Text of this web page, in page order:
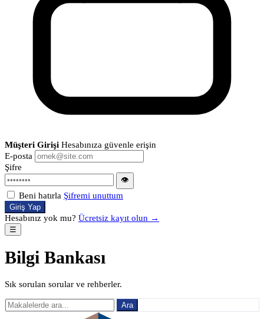
Müşteri Girişi Hesabınıza güvenle erişin
E-posta
Şifre
👁
Beni hatırla Şifremi unuttum
Giriş Yap
Hesabınız yok mu? Ücretsiz kayıt olun →
☰
Bilgi Bankası
Sık sorulan sorular ve rehberler.
Ara